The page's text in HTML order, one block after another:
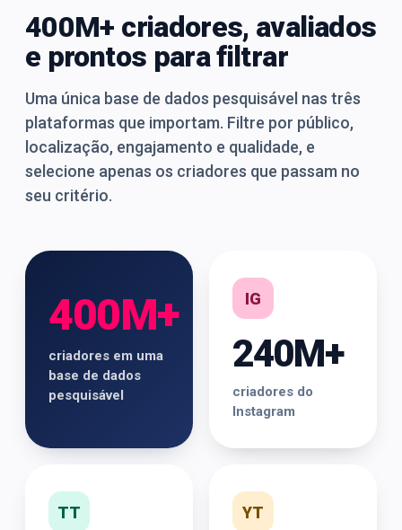
400M+ criadores, avaliados
e prontos para filtrar
Uma única base de dados pesquisável nas três
plataformas que importam. Filtre por público,
localização, engajamento e qualidade, e
selecione apenas os criadores que passam no
seu critério.
400M+
criadores em uma
base de dados
pesquisável
IG
240M+
criadores do
Instagram
TT YT